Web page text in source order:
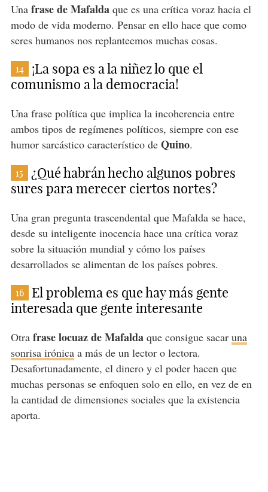
Unafrase de Mafaldaque es una crítica voraz hacia el
modo de vida moderno. Pensar en ello hace que como
seres humanos nos replanteemos muchas cosas.
14
¡La sopa es a la niñez lo que el
comunismo a la democracia!
Una frase política que implica la incoherencia entre
ambos tipos de regímenes políticos, siempre con ese
humor sarcástico característico de Quino.
15
¿Qué habrán hecho algunos pobres
sures para merecer ciertos nortes?
Una gran pregunta trascendental que Mafalda se hace,
desde su inteligente inocencia hace una crítica voraz
sobre la situación mundial y cómo los países
desarrollados se alimentan de los países pobres.
16
El problema es que hay más gente
interesada que gente interesante
Otra frase locuaz de Mafaldaque consigue sacar una
sonrisa irónicaa más de un lector o lectora.
Desafortunadamente, el dinero y el poder hacen que
muchas personas se enfoquen solo en ello, en vez de en
la cantidad de dimensiones sociales que la existencia
aporta.